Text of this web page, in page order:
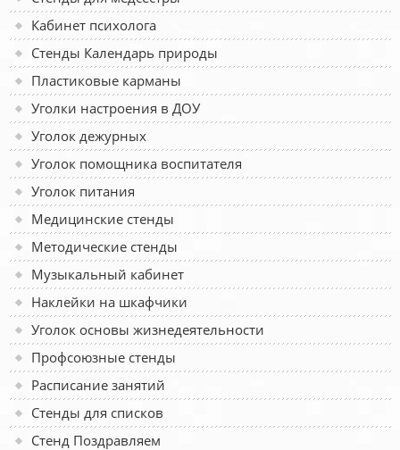
Кабинет психолога
Стенды Календарь природы
Пластиковые карманы
Уголки настроения в ДОУ
Уголок дежурных
Уголок помощника воспитателя
Уголок питания
Медицинские стенды
Методические стенды
Музыкальный кабинет
Наклейки на шкафчики
Уголок основы жизнедеятельности
Профсоюзные стенды
Расписание занятий
Стенды для списков
Стенд Поздравляем